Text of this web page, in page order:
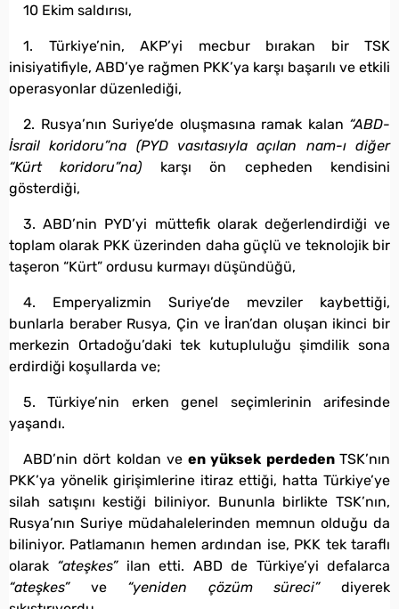
10 Ekim saldırısı,
1. Türkiye’nin, AKP’yi mecbur bırakan bir TSK
inisiyatifiyle, ABD’ye rağmen PKK’ya karşı başarılı ve etkili
operasyonlar düzenlediği,
2. Rusya’nın Suriye’de oluşmasına ramak kalan “ABD-
İsrail koridoru”na (PYD vasıtasıyla açılan nam-ı diğer
“Kürt koridoru”na) karşı ön cepheden kendisini
gösterdiği,
3. ABD’nin PYD’yi müttefik olarak değerlendirdiği ve
toplam olarak PKK üzerinden daha güçlü ve teknolojik bir
taşeron “Kürt” ordusu kurmayı düşündüğü,
4. Emperyalizmin Suriye’de mevziler kaybettiği,
bunlarla beraber Rusya, Çin ve İran’dan oluşan ikinci bir
merkezin Ortadoğu’daki tek kutupluluğu şimdilik sona
erdirdiği koşullarda ve;
5. Türkiye’nin erken genel seçimlerinin arifesinde
yaşandı.
ABD’nin dört koldan veen yüksek perdedenTSK’nın
PKK’ya yönelik girişimlerine itiraz ettiği, hatta Türkiye’ye
silah satışını kestiği biliniyor. Bununla birlikte TSK’nın,
Rusya’nın Suriye müdahalelerinden memnun olduğu da
biliniyor. Patlamanın hemen ardından ise, PKK tek taraflı
olarak “ateşkes”ilan etti. ABD de Türkiye’yi defalarca
“ateşkes”ve “yeniden çözüm süreci”diyerek